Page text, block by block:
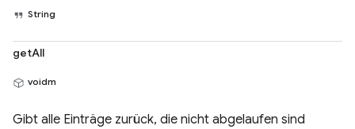
String
getAll
voidm
Gibt alle Einträge zurück, die nicht abgelaufen sind